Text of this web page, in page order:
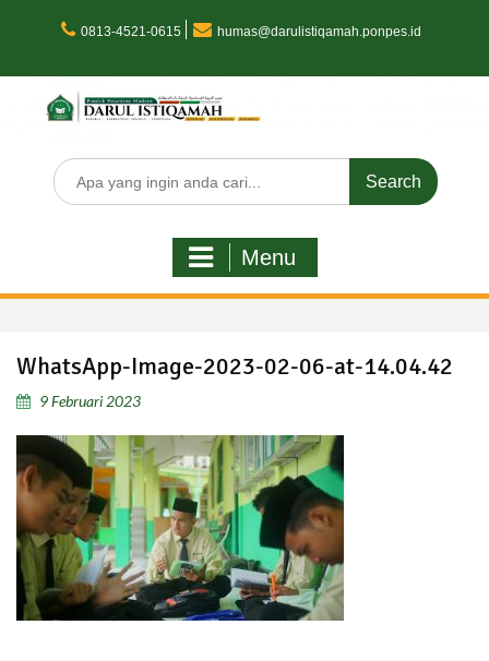
0813-4521-0615 humas@darulistiqamah.ponpes.id
Search
for:
Menu
WhatsApp-Image-2023-02-06-at-14.04.42
9 Februari 2023